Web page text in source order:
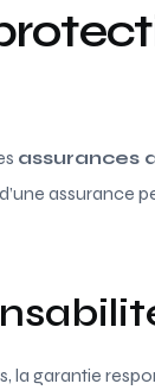
assurances
la garantie